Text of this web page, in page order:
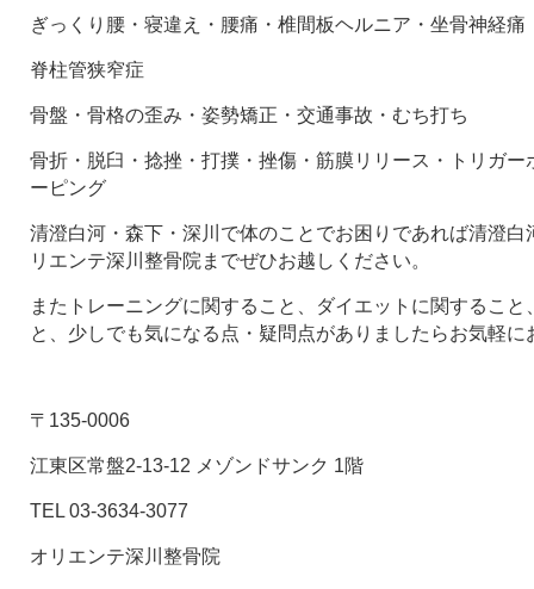
ぎっくり腰・寝違え・腰痛・椎間板ヘルニア・坐骨神経痛
脊柱管狭窄症
骨盤・骨格の歪み・姿勢矯正・交通事故・むち打ち
骨折・脱臼・捻挫・打撲・挫傷・筋膜リリース・トリガー
ーピング
清澄白河・森下・深川で体のことでお困りであれば清澄
リエンテ深川整骨院までぜひお越しください。
またトレーニングに関すること、ダイエットに関するこ
と、少しでも気になる点・疑問点がありましたらお気軽に
〒135-0006
江東区常盤2-13-12 メゾンドサンク 1階
TEL 03-3634-3077
オリエンテ深川整骨院